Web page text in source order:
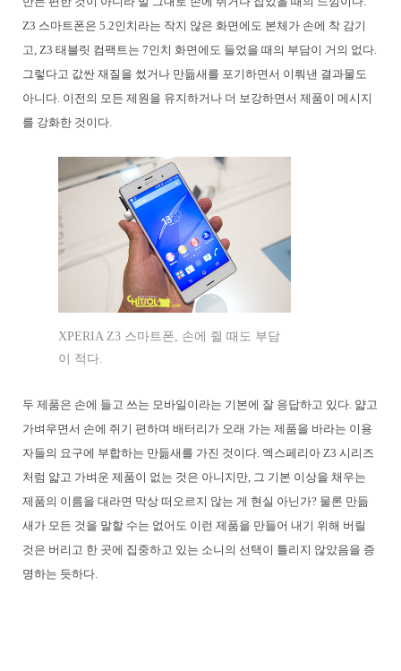
Z3 스마트폰은 5.2인치라는 작지 않은 화면에도 본체가 손에 착 감기
고, Z3 태블릿 컴팩트는 7인치 화면에도 들었을 때의 부담이 거의 없다.
그렇다고 값싼 재질을 썼거나 만듦새를 포기하면서 이뤄낸 결과물도
아니다. 이전의 모든 제원을 유지하거나 더 보강하면서 제품이 메시지
를 강화한 것이다.
XPERIA Z3 스마트폰, 손에 쥘 때도 부담
이 적다.
두 제품은 손에 들고 쓰는 모바일이라는 기본에 잘 응답하고 있다. 얇고
가벼우면서 손에 쥐기 편하며 배터리가 오래 가는 제품을 바라는 이용
자들의 요구에 부합하는 만듦새를 가진 것이다. 엑스페리아 Z3 시리즈
처럼 얇고 가벼운 제품이 없는 것은 아니지만, 그 기본 이상을 채우는
제품의 이름을 대라면 막상 떠오르지 않는 게 현실 아닌가? 물론 만듦
새가 모든 것을 말할 수는 없어도 이런 제품을 만들어 내기 위해 버릴
것은 버리고 한 곳에 집중하고 있는 소니의 선택이 틀리지 않았음을 증
명하는 듯하다.